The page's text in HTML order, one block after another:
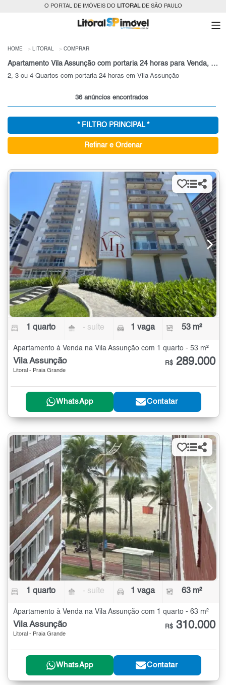
O PORTAL DE IMÓVEIS DO LITORALDE SÃO PAULO
HOME LITORAL COMPRAR
Apartamento Vila Assunção com portaria 24 horas para Venda, Litoral, SP
2, 3 ou 4 Quartos com portaria 24 horas em Vila Assunção
36 anúncios encontrados
* FILTRO PRINCIPAL *
Refinar e Ordenar
1 quarto - suíte 1 vaga 53 m²
Apartamento à Venda na Vila Assunção com 1 quarto - 53 m²
Vila Assunção
Litoral - Praia Grande
R$ 289.000
WhatsApp Contatar
1 quarto - suíte 1 vaga 63 m²
Apartamento à Venda na Vila Assunção com 1 quarto - 63 m²
Vila Assunção
Litoral - Praia Grande
R$ 310.000
WhatsApp Contatar